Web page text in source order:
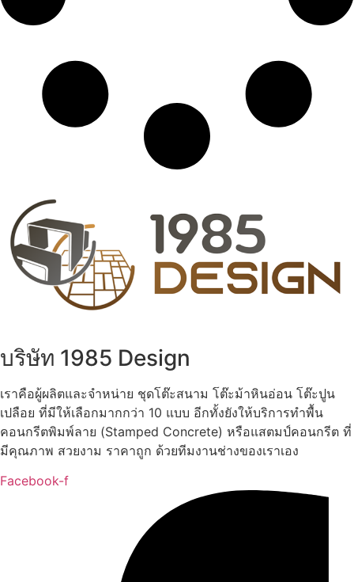
บริษัท 1985 Design
เราคือผู้ผลิตและจำหน่าย ชุดโต๊ะสนาม โต๊ะม้าหินอ่อน โต๊ะปูน
เปลือย ที่มีให้เลือกมากกว่า 10 แบบ อีกทั้งยังให้บริการทำพื้น
คอนกรีตพิมพ์ลาย (Stamped Concrete) หรือแสตมป์คอนกรีต ที่
มีคุณภาพ สวยงาม ราคาถูก ด้วยทีมงานช่างของเราเอง
Facebook-f